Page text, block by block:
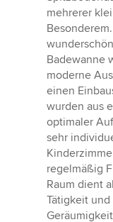
mehrerer
Badewanne
moderne
einen
wurden aus
optimaler
sehr
regelmäßig
Raum dient
Tätigkeit